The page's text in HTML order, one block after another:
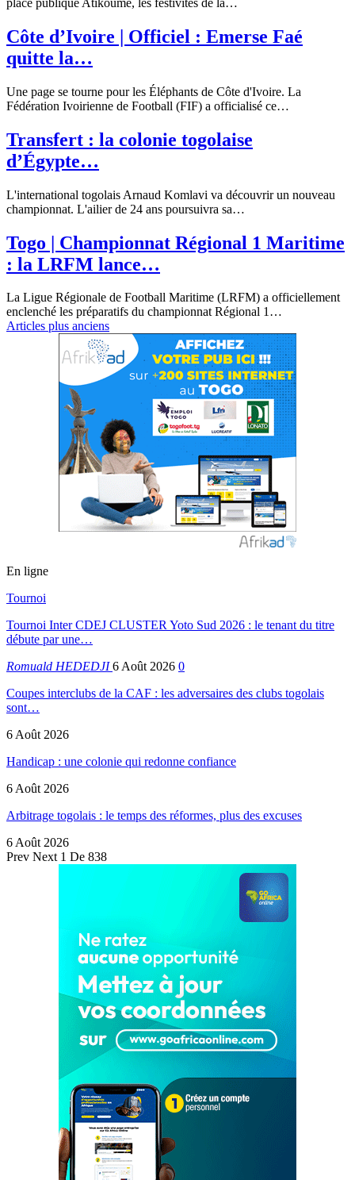
place publique Atikoumé, les festivités de la…
Côte d’Ivoire | Officiel : Emerse Faé
quitte la…
Une page se tourne pour les Éléphants de Côte d'Ivoire. La
Fédération Ivoirienne de Football (FIF) a officialisé ce…
Transfert : la colonie togolaise
d’Égypte…
L'international togolais Arnaud Komlavi va découvrir un nouveau
championnat. L'ailier de 24 ans poursuivra sa…
Togo | Championnat Régional 1 Maritime
: la LRFM lance…
La Ligue Régionale de Football Maritime (LRFM) a officiellement
enclenché les préparatifs du championnat Régional 1…
Articles plus anciens
En ligne
Tournoi
Tournoi Inter CDEJ CLUSTER Yoto Sud 2026 : le tenant du titre
débute par une…
Romuald HEDEDJI6 Août 2026 0
Coupes interclubs de la CAF : les adversaires des clubs togolais
sont…
6 Août 2026
Handicap : une colonie qui redonne confiance
6 Août 2026
Arbitrage togolais : le temps des réformes, plus des excuses
6 Août 2026
Prev Next 1 De 838